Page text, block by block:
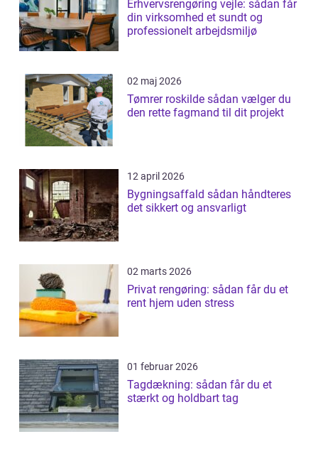
Erhvervsrengøring vejle: sådan får
din virksomhed et sundt og
professionelt arbejdsmiljø
02 maj 2026
Tømrer roskilde sådan vælger du
den rette fagmand til dit projekt
12 april 2026
Bygningsaffald sådan håndteres
det sikkert og ansvarligt
02 marts 2026
Privat rengøring: sådan får du et
rent hjem uden stress
01 februar 2026
Tagdækning: sådan får du et
stærkt og holdbart tag